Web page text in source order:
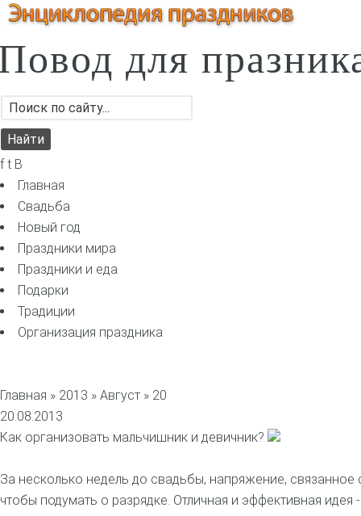
для
f t B
Главная
Свадьба
Новый год
Праздники мира
Праздники и еда
Подарки
Традиции
Организация праздника
Главная » 2013 » Август » 20
20.08.2013
Как организовать мальчишник и девичник?
За несколько недель до свадьбы, напряжение,
чтобы подумать о разрядке. Отличная и эффективная идея